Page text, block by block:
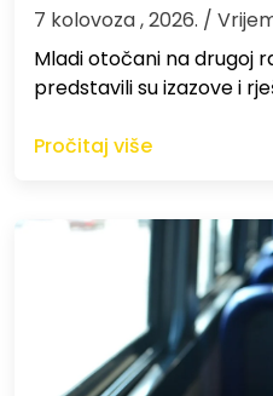
7 kolovoza , 2026. /
Mladi otočani na drugoj
predstavili su izazove i
Pročitaj više